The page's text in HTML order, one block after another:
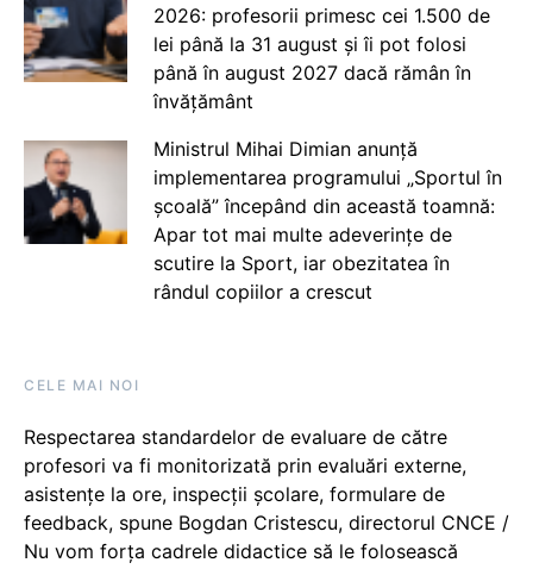
2026: profesorii primesc cei 1.500 de
lei până la 31 august și îi pot folosi
până în august 2027 dacă rămân în
învățământ
Ministrul Mihai Dimian anunță
implementarea programului „Sportul în
școală” începând din această toamnă:
Apar tot mai multe adeverințe de
scutire la Sport, iar obezitatea în
rândul copiilor a crescut
CELE MAI NOI
Respectarea standardelor de evaluare de către
profesori va fi monitorizată prin evaluări externe,
asistențe la ore, inspecții școlare, formulare de
feedback, spune Bogdan Cristescu, directorul CNCE /
Nu vom forța cadrele didactice să le folosească